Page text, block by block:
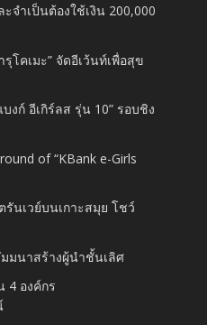
จำเป็นต้องใช้เงิน 200,000
รุโคเมะ” จัดอีเว้นท์เพื่อสุข
งก์ อีเกิร์ลส รุ่น 10” รอบชิง
of “KBank e-Girls
รันเวย์บนเกาะสมุย โชว์
มนาสร้างผู้นำชั้นเลิศ
4 องค์กร